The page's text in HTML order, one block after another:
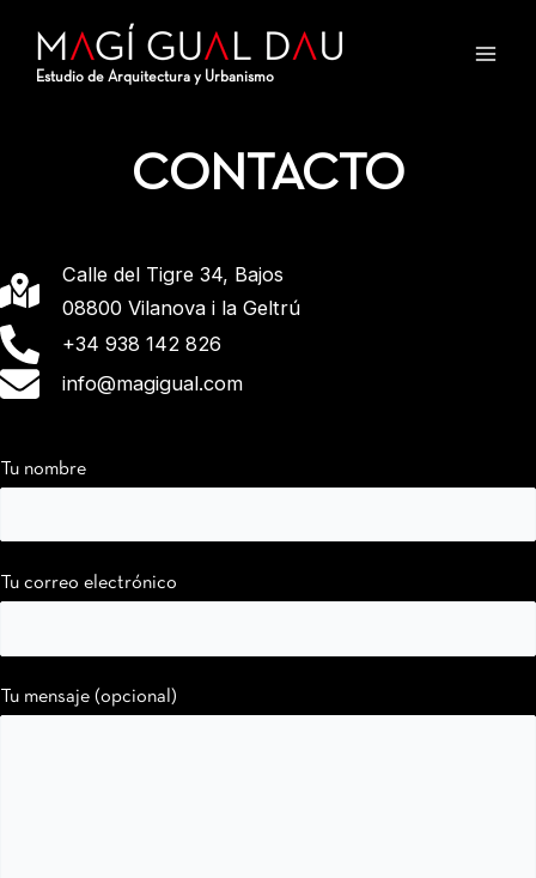
Estudio de Arquitectura y Urbanismo
CONTACTO
Calle del Tigre 34, Bajos
08800 Vilanova i la Geltrú
+34 938 142 826
info@magigual.com
Tu nombre
Tu correo electrónico
Tu mensaje (opcional)